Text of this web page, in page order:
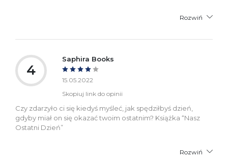
Rozwiń
4
Saphira Books
15.05.2022
Skopiuj link do opinii
Czy zdarzyło ci się kiedyś myśleć, jak spędziłbyś dzień,
gdyby miał on się okazać twoim ostatnim? Książka “Nasz
Ostatni Dzień”
Rozwiń